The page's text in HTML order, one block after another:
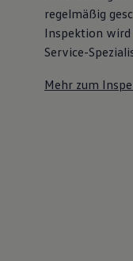
regelmäßig
Inspektion wird
Service-
Mehr zum